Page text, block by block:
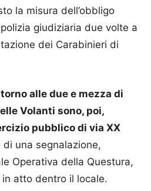
la misura dell’obbligo
giudiziaria due volte a
dei Carabinieri di
alle due e mezza di
Volanti sono, poi,
pubblico di via XX
di una segnalazione,
Operativa della Questura,
atto dentro il locale.